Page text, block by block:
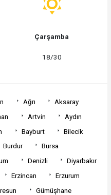
Çarşamba
18/30
Ağrı
Aksaray
Artvin
Aydın
Bayburt
Bilecik
Burdur
Bursa
Denizli
Diyarbakır
Erzincan
Erzurum
Gümüşhane